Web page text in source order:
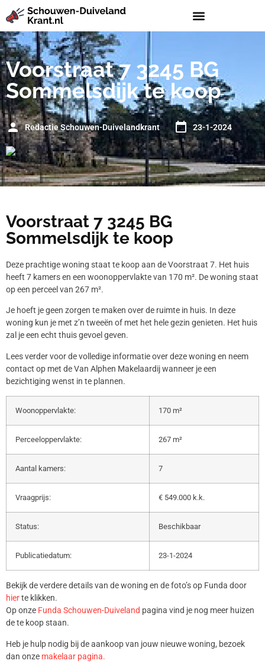
Voorstraat 7 3245 BG
Sommelsdijk te koop
Redactie Schouwen-Duivelandkrant 23-1-2024
Voorstraat 7 3245 BG
Sommelsdijk te koop
Deze prachtige woning staat te koop aan de Voorstraat 7. Het huis
heeft 7 kamers en een woonoppervlakte van 170 m². De woning staat
op een perceel van 267 m².
Je hoeft je geen zorgen te maken over de ruimte in huis. In deze
woning kun je met z’n tweeën of met het hele gezin genieten. Het huis
zal je een echt thuis gevoel geven.
Lees verder voor de volledige informatie over deze woning en neem
contact op met de Van Alphen Makelaardij wanneer je een
bezichtiging wenst in te plannen.
Woonoppervlakte: 170 m²
Perceeloppervlakte: 267 m²
Aantal kamers: 7
Vraagprijs: € 549.000 k.k.
Status: Beschikbaar
Publicatiedatum: 23-1-2024
Bekijk de verdere details van de woning en de foto’s op Funda door
hierte klikken.
Op onze Funda Schouwen-Duiveland pagina vind je nog meer huizen
de te koop staan.
Heb je hulp nodig bij de aankoop van jouw nieuwe woning, bezoek
dan onze makelaar pagina.